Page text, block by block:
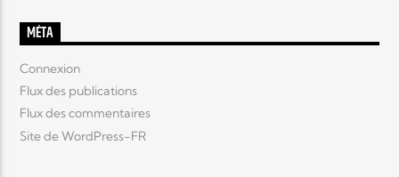
MÉTA
Connexion
Flux des publications
Flux des commentaires
Site de WordPress-FR